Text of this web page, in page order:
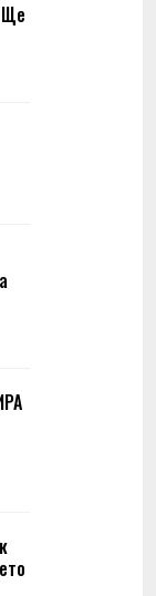
Ще